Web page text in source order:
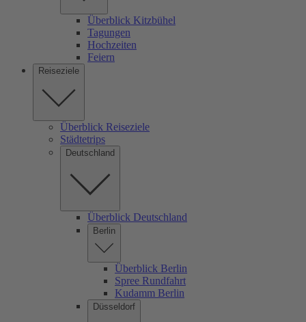
Überblick Kitzbühel
Tagungen
Hochzeiten
Feiern
Reiseziele
Überblick Reiseziele
Städtetrips
Deutschland
Überblick Deutschland
Berlin
Überblick Berlin
Spree Rundfahrt
Kudamm Berlin
Düsseldorf